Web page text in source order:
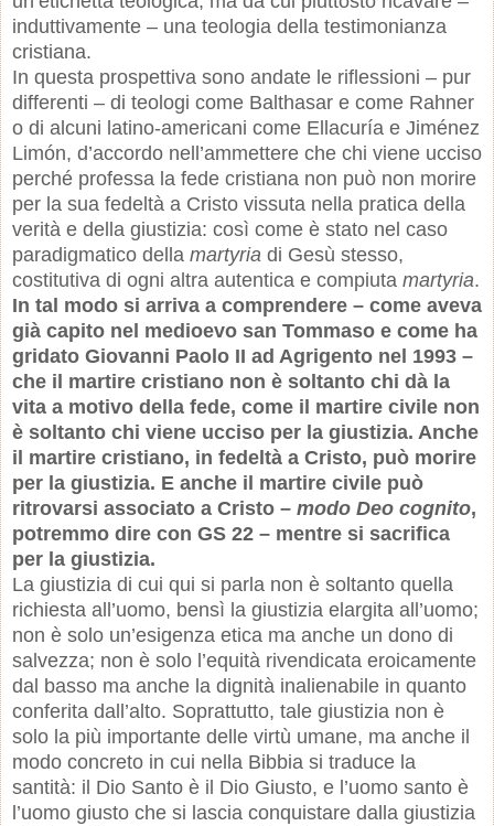
induttivamente – una teologia della testimonianza
cristiana.
In questa prospettiva sono andate le riflessioni – pur
differenti – di teologi come Balthasar e come Rahner
o di alcuni latino-americani come Ellacuría e Jiménez
Limón, d’accordo nell’ammettere che chi viene ucciso
perché professa la fede cristiana non può non morire
per la sua fedeltà a Cristo vissuta nella pratica della
verità e della giustizia: così come è stato nel caso
paradigmatico della martyria di Gesù stesso,
costitutiva di ogni altra autentica e compiuta martyria.
In tal modo si arriva a comprendere – come aveva
già capito nel medioevo san Tommaso e come ha
gridato Giovanni Paolo II ad Agrigento nel 1993 –
che il martire cristiano non è soltanto chi dà la
vita a motivo della fede, come il martire civile non
è soltanto chi viene ucciso per la giustizia. Anche
il martire cristiano, in fedeltà a Cristo, può morire
per la giustizia. E anche il martire civile può
ritrovarsi associato a Cristo – modo Deo cognito,
potremmo dire con GS 22 – mentre si sacrifica
per la giustizia.
La giustizia di cui qui si parla non è soltanto quella
richiesta all’uomo, bensì la giustizia elargita all’uomo;
non è solo un’esigenza etica ma anche un dono di
salvezza; non è solo l’equità rivendicata eroicamente
dal basso ma anche la dignità inalienabile in quanto
conferita dall’alto. Soprattutto, tale giustizia non è
solo la più importante delle virtù umane, ma anche il
modo concreto in cui nella Bibbia si traduce la
santità: il Dio Santo è il Dio Giusto, e l’uomo santo è
l’uomo giusto che si lascia conquistare dalla giustizia